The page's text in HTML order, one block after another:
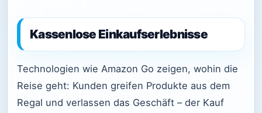
Kassenlose Einkaufserlebnisse
Technologien wie Amazon Go zeigen, wohin die
Reise geht: Kunden greifen Produkte aus dem
Regal und verlassen das Geschäft – der Kauf